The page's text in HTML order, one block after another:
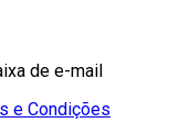
de e-mail
e Condições